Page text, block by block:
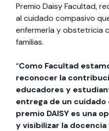
Premio Daisy Facultad,
al cuidado compasivo
enfermería y obstetricia
familias.
“Como Facultad
reconocer la
educadores y
entrega de un cuidado
premio DAISY es una
y visibilizar la